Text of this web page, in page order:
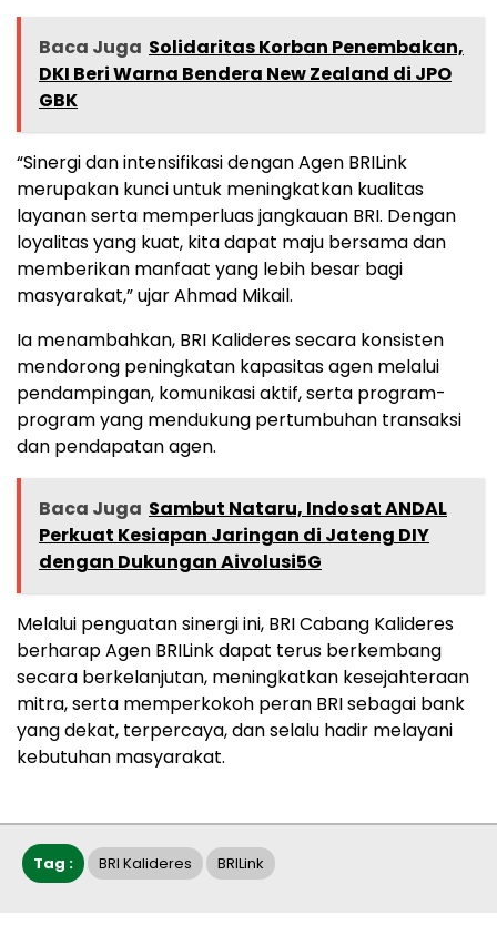
Baca Juga Solidaritas Korban Penembakan,
DKI Beri Warna Bendera New Zealand di JPO
GBK
“Sinergi dan intensifikasi dengan Agen BRILink
merupakan kunci untuk meningkatkan kualitas
layanan serta memperluas jangkauan BRI. Dengan
loyalitas yang kuat, kita dapat maju bersama dan
memberikan manfaat yang lebih besar bagi
masyarakat,” ujar Ahmad Mikail.
Ia menambahkan, BRI Kalideres secara konsisten
mendorong peningkatan kapasitas agen melalui
pendampingan, komunikasi aktif, serta program-
program yang mendukung pertumbuhan transaksi
dan pendapatan agen.
Baca Juga Sambut Nataru, Indosat ANDAL
Perkuat Kesiapan Jaringan di Jateng DIY
dengan Dukungan Aivolusi5G
Melalui penguatan sinergi ini, BRI Cabang Kalideres
berharap Agen BRILink dapat terus berkembang
secara berkelanjutan, meningkatkan kesejahteraan
mitra, serta memperkokoh peran BRI sebagai bank
yang dekat, terpercaya, dan selalu hadir melayani
kebutuhan masyarakat.
Tag : BRI Kalideres BRILink